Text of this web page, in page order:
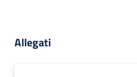
Allegati